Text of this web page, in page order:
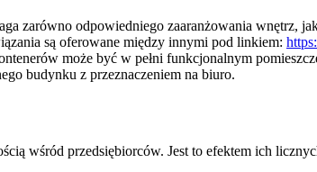
zarówno odpowiedniego zaaranżowania wnętrz,
są oferowane między innymi pod linkiem:
może być w pełni funkcjonalnym
budynku z przeznaczeniem na biuro.
wśród przedsiębiorców. Jest to efektem ich